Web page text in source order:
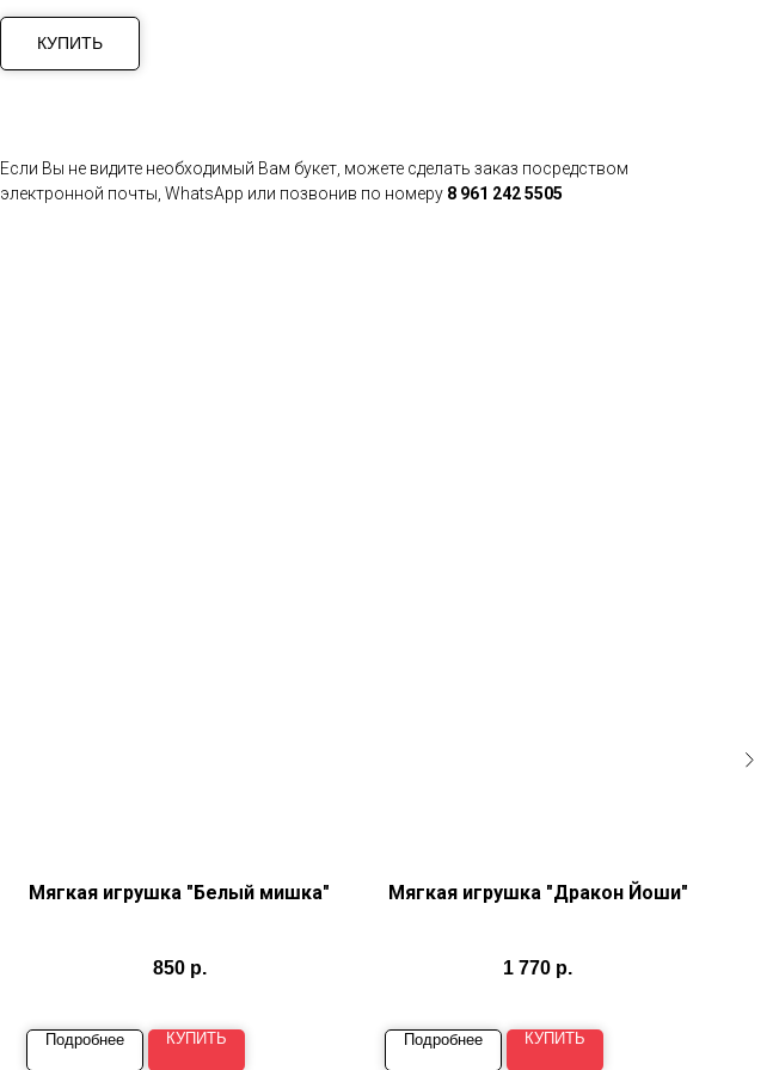
КУПИТЬ
Если Вы не видите необходимый Вам букет, можете сделать заказ посредством
электронной почты, WhatsApp или позвонив по номеру 8 961 242 5505
Мягкая игрушка "Белый мишка"
850 р.
Подробнее КУПИТЬ
Мягкая игрушка "Дракон Йоши"
1 770 р.
Подробнее КУПИТЬ